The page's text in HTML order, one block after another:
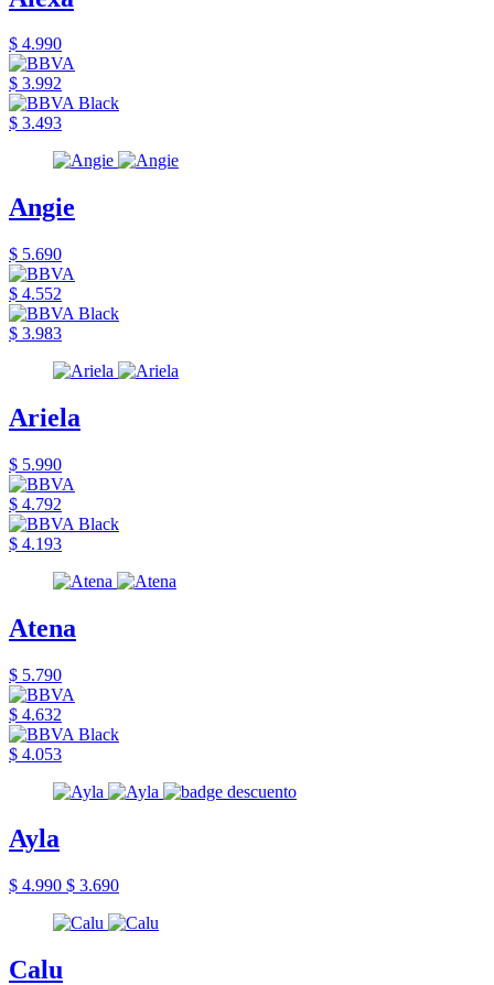
$ 4.990
$ 3.992
$ 3.493
Angie
$ 5.690
$ 4.552
$ 3.983
Ariela
$ 5.990
$ 4.792
$ 4.193
Atena
$ 5.790
$ 4.632
$ 4.053
Ayla
$ 4.990 $ 3.690
Calu